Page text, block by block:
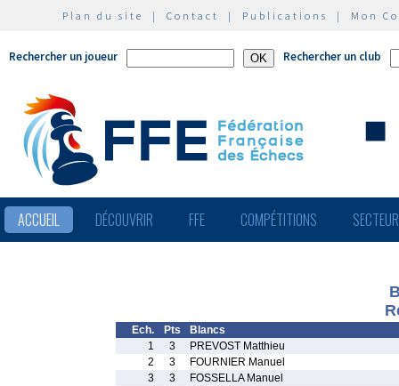
Plan du site | Contact | Publications | Mon
Rechercher un joueur Rechercher un club
ACCUEIL DÉCOUVRIR FFE COMPÉTITIONS
Ech. Pts
Blancs
1
3
PREVOST Matthieu
2
3
FOURNIER Manuel
3
3
FOSSELLA Manuel